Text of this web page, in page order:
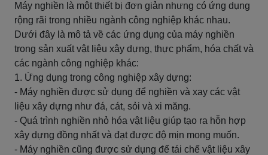
Máy nghiền là một thiết bị đơn giản nhưng có ứng dụng
rộng rãi trong nhiều ngành công nghiệp khác nhau.
Dưới đây là mô tả về các ứng dụng của máy nghiền
trong sản xuất vật liệu xây dựng, thực phẩm, hóa chất và
các ngành công nghiệp khác:
1. Ứng dụng trong công nghiệp xây dựng:
- Máy nghiền được sử dụng để nghiền và xay các vật
liệu xây dựng như đá, cát, sỏi và xi măng.
- Quá trình nghiền nhỏ hóa vật liệu giúp tạo ra hỗn hợp
xây dựng đồng nhất và đạt được độ mịn mong muốn.
- Máy nghiền cũng được sử dụng để tái chế vật liệu xây